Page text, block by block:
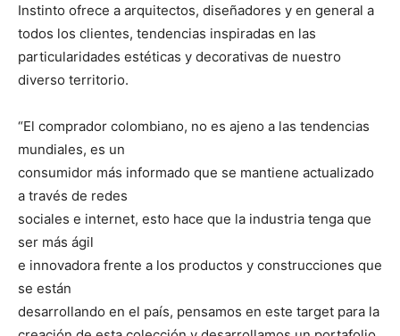
Instinto ofrece a arquitectos, diseñadores y en general a
todos los clientes, tendencias inspiradas en las
particularidades estéticas y decorativas de nuestro
diverso territorio.
“El comprador colombiano, no es ajeno a las tendencias
mundiales, es un
consumidor más informado que se mantiene actualizado
a través de redes
sociales e internet, esto hace que la industria tenga que
ser más ágil
e innovadora frente a los productos y construcciones que
se están
desarrollando en el país, pensamos en este target para la